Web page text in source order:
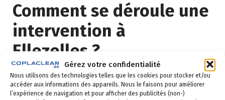
Gérez votre confidentialité
Nous utilisons des technologies telles que les cookies pour stocker et/ou
accéder aux informations des appareils. Nous le faisons pour améliorer
l’expérience de navigation et pour afficher des publicités (non-)
Comment se déroule une
intervention à
Ellezelles ?
Demande de devis: vous remplissez le
formulaire ci-dessous ou vous nous appelez au